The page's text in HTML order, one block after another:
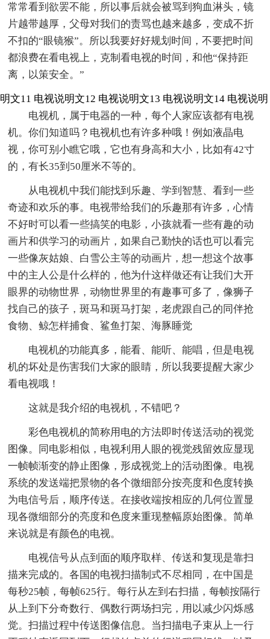
常常看到欲罢不能，所以事后就会被骂到狗血淋头，镜
片越带越厚，父母对我们的责骂也越来越多，变成不折
不扣的“眼镜猴”。所以我要好好规划时间，不要把时间
都浪费在看电视上，克制看电视的时间，和他“保持距
离，以策安全。”
明文11
电视机，属于电器的一种，每个人家应该都有电视
机。你们知道吗？电视机也有许多种哦！例如液晶电
视，你可别小瞧它哦，它也有身高和大小，比如有42寸
的，有长35到50厘米不等的。
从电视机中我们能找到乐趣、学到智慧、看到一些
奇迹和欢乐的事。电视带给我们的乐趣那有许多，心情
不好时可以看一些搞笑的电影，小孩就看一些有趣的动
画片和供学习的动画片，如果自己勤快的话也可以看完
一些像灰姑娘、白雪公主等的动画片，想一想这个故事
中的主人公是什么样的，他为什这样做还有让我们大开
眼界的动物世界，动物世界里的有趣事可多了，像狮子
找自己的孩子，斑马和斑马打架，老虎跟自己的同伴抢
食物、鲸怎样捕食、鲨鱼打架、海豚睡觉
电视机的功能真多，能看、能听、能唱，但是电视
机的坏处是伤害我们大家的眼睛，所以我要提醒大家少
看电视哦！
这就是我介绍的电视机，不错吧？
电视说明文12
彩色电视机的简称用电的方法即时传送活动的视觉
图像。同电影相似，电视利用人眼的视觉残留效应显现
一帧帧渐变的静止图像，形成视觉上的活动图像。电视
系统的发送端把景物的各个微细部分按亮度和色度转换
为电信号后，顺序传送。在接收端按相应的几何位置显
现各微细部分的亮度和色度来重现整幅原始图像。简单
来说就是有颜色的电视。
电视信号从点到面的顺序取样、传送和复现是靠扫
描来完成的。各国的电视扫描制式不尽相同，在中国是
每秒25帧，每帧625行。每行从左到右扫描，每帧按隔行
从上到下分奇数行、偶数行两场扫完，用以减少闪烁感
觉。扫描过程中传送图像信息。当扫描电子束从上一行
电视说明文13 电视说明文14 电视说明